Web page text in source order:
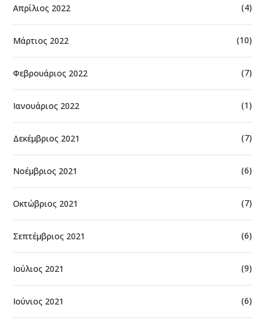
Απρίλιος 2022 (4)
Μάρτιος 2022 (10)
Φεβρουάριος 2022 (7)
Ιανουάριος 2022 (1)
Δεκέμβριος 2021 (7)
Νοέμβριος 2021 (6)
Οκτώβριος 2021 (7)
Σεπτέμβριος 2021 (6)
Ιούλιος 2021 (9)
Ιούνιος 2021 (6)